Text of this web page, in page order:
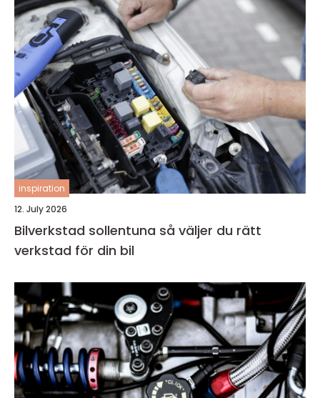
inspiration
12. July 2026
Bilverkstad sollentuna så väljer du rätt
verkstad för din bil